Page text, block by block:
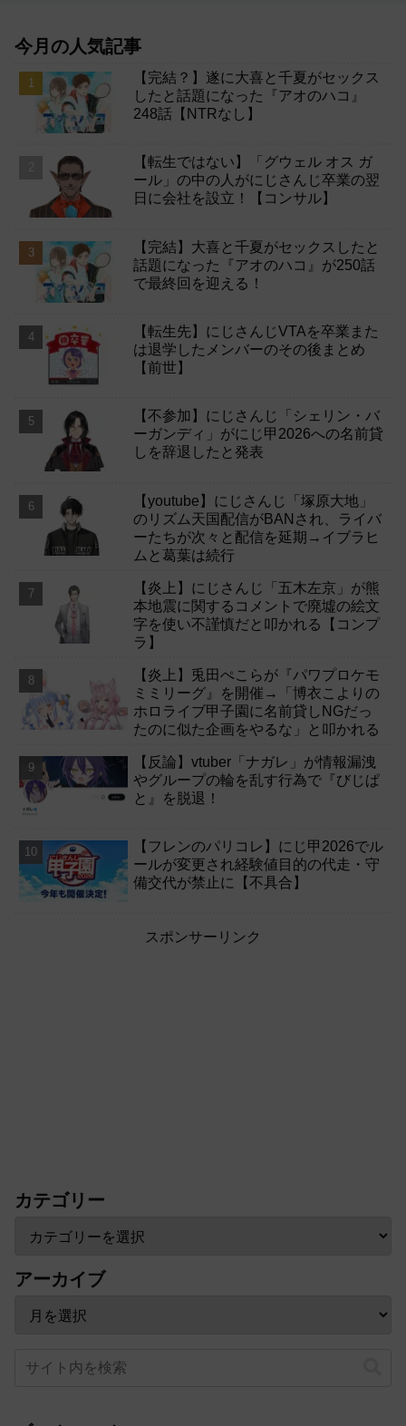
今月の人気記事
【完結？】遂に大喜と千夏がセックス
したと話題になった『アオのハコ』
248話【NTRなし】
【転生ではない】「グウェル オス ガ
ール」の中の人がにじさんじ卒業の翌
日に会社を設立！【コンサル】
【完結】大喜と千夏がセックスしたと
話題になった『アオのハコ』が250話
で最終回を迎える！
【転生先】にじさんじVTAを卒業また
は退学したメンバーのその後まとめ
【前世】
【不参加】にじさんじ「シェリン・バ
ーガンディ」がにじ甲2026への名前貸
しを辞退したと発表
【youtube】にじさんじ「塚原大地」
のリズム天国配信がBANされ、ライバ
ーたちが次々と配信を延期→イブラヒ
ムと葛葉は続行
【炎上】にじさんじ「五木左京」が熊
本地震に関するコメントで廃墟の絵文
字を使い不謹慎だと叩かれる【コンプ
ラ】
【炎上】兎田ぺこらが『パワプロケモ
ミミリーグ』を開催→「博衣こよりの
ホロライブ甲子園に名前貸しNGだっ
たのに似た企画をやるな」と叩かれる
【反論】vtuber「ナガレ」が情報漏洩
やグループの輪を乱す行為で『びじぱ
と』を脱退！
【フレンのパリコレ】にじ甲2026でル
ールが変更され経験値目的の代走・守
備交代が禁止に【不具合】
スポンサーリンク
カテゴリー
アーカイブ